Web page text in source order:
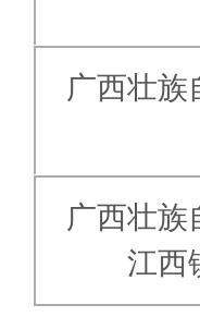
广西壮族
广西壮族
江西